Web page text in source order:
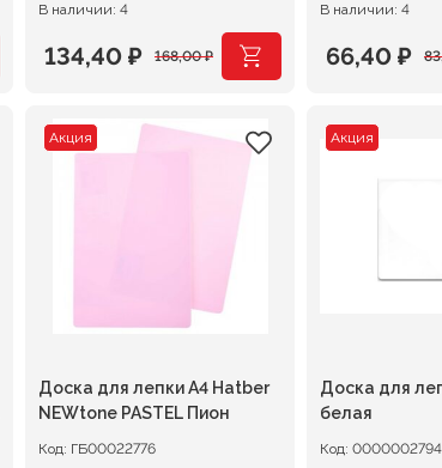
В наличии: 4
168,00₽
Первоначальная
составляла
134,40 ₽
Текущая
134,40 ₽.
В наличии: 4
83,00 ₽.
66,40 ₽
Текущая
66,40 ₽.
Акция
Доска для лепки А4 Hatber
NEWtone PASTEL Пион
Код: ГБ00022776
Акция
Доска для
белая
Код: 0000002794